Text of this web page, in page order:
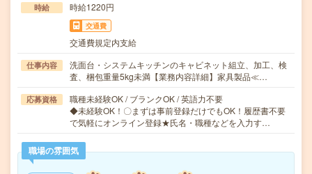
時給 時給1220円
交通費
交通費規定内支給
仕事内容
洗面台・システムキッチンのキャビネット組立、加工、検
査、梱包重量5kg未満【業務内容詳細】家具製品≪…
応募資格
職種未経験OK / ブランクOK / 英語力不要
◆未経験OK！〇まずは事前登録だけでもOK！履歴書不要
で気軽にオンライン登録★氏名・職種などを入力す…
職場の雰囲気